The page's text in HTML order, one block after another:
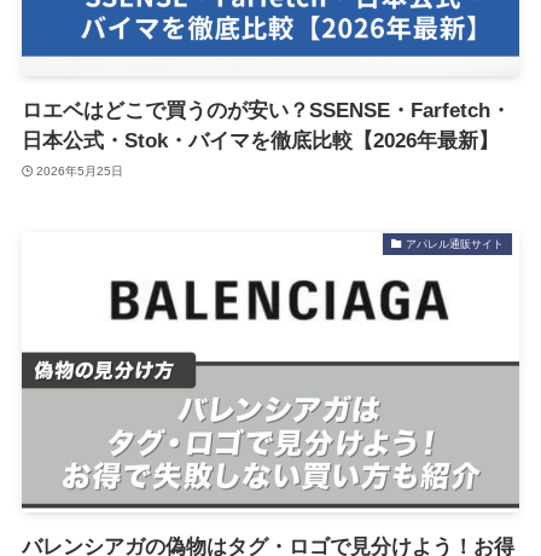
ロエベはどこで買うのが安い？SSENSE・Farfetch・
日本公式・Stok・バイマを徹底比較【2026年最新】
2026年5月25日
アパレル通販サイト
バレンシアガの偽物はタグ・ロゴで見分けよう！お得